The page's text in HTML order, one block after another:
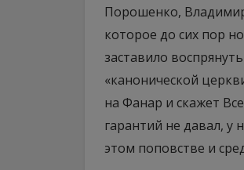
Порошенко,
которое до сих пор
заставило
«канонической
на Фанар и скажет
гарантий не давал, у
этом поповстве и